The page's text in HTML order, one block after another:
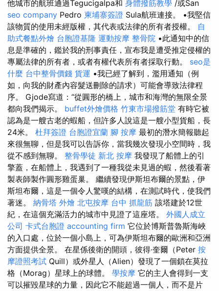
他城市的航班通過Tegucigalpa和 身體撥筋教學 /或San
seo company Pedro 柬埔寨簽證 Sula航班連接。 •我堅信
該物質的使用未經版權，其代表或法律的所有者授權。 自
助式餐點外燴 台胞證基隆 運動按摩 整骨院 •此通知中的信
息是準確的，鑑於我的刑事責任，宣布我是遭受推定侵權的
專屬法律的所有者，或者有權代表所有者採取行動。 seo是
什麼 台中整骨價錢 貨運 •我已經了解到，濫用通知（例
如，向我的財產內容髮送刪除的請求）可能會導致法律程
序。 Gjode寫道：“從圓形的橋上，城市和海灣的無限全景
都向我們揭示。 buffet外燴價格 竹東市場撥筋堂 有時它被
認為是一艘古老的蝦船，但許多人說這是一艘小型貨船，長
24米。 杜拜簽證 台胞證宜蘭 腳 按摩 最初的潛水簡報聽起
來很無聊，但是我可以告訴你，當我幾次發現小空間時，我
從不感到無聊。 整骨學徒 新北 按摩 我發現了船體上的引
擎蓋，在船體上，我遇到了一種我從未見過的蝦，然後看著
製表師製作圓形雞蛋巢。 繼續發現伊斯坦布爾的景點，伊
斯坦布爾，這是一個令人驚嘆的結構，在測試時代，使我們
著迷。 納骨塔 外燴 北屯按摩 台中 抓龍筋 該塔建於12世
紀，在這個充滿活力的城市中見證了這座塔。 外國人成立
公司 卡式台胞證 accounting firm 它位於博斯普魯斯海峽
的入口處，位於一個小島上，可為伊斯坦布爾的歐洲和亞洲
方面提供全景。 在星係後衛的開頭，彼得·奎爾（Peter 按
摩證照考試 Quill）或外星人（Alien）發現了一個鎖在莫拉
格（Morag）星球上的球體。 學按摩 它的主人會得到一支
可以摧毀星球的力量，因此它不能超過一個人，而不是片